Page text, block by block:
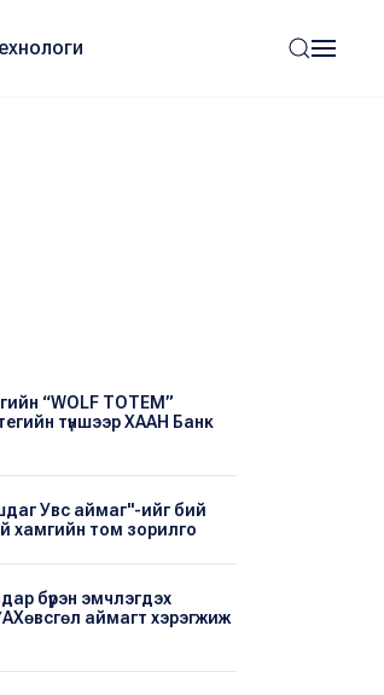
“WOLF TOTEM”
түншээр ХААН Банк
Увс аймаг"-ийг бий
хамгийн том зорилго
бүрэн эмчлэгдэх
аймагт хэрэгжиж